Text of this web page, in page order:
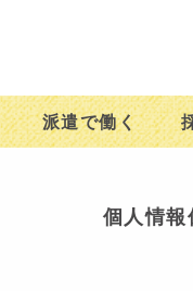
派遣で働く
個人情報